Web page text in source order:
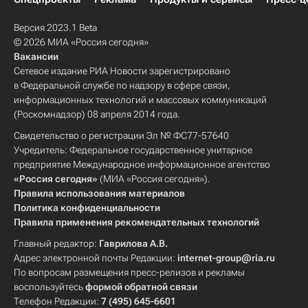
Версия 2023.1 Beta
© 2026 МИА «Россия сегодня»
Вакансии
Сетевое издание РИА Новости зарегистрировано
в Федеральной службе по надзору в сфере связи,
информационных технологий и массовых коммуникаций
(Роскомнадзор) 08 апреля 2014 года.
Свидетельство о регистрации Эл № ФС77-57640
Учредитель: Федеральное государственное унитарное
предприятие Международное информационное агентство
«Россия сегодня» (МИА «Россия сегодня»).
Правила использования материалов
Политика конфиденциальности
Правила применения рекомендательных технологий
Главный редактор: Гаврилова А.В.
Адрес электронной почты Редакции: internet-group@ria.ru
По вопросам размещения пресс-релизов и рекламы
воспользуйтесьформой обратной связи
Телефон Редакции: 7 (495) 645-6601